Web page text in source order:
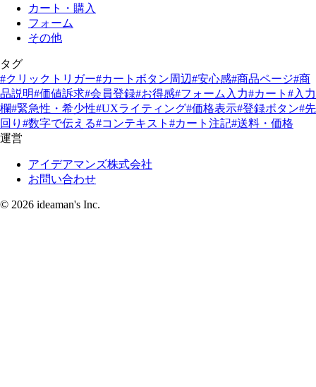
カート・購入
フォーム
その他
タグ
#クリックトリガー#カートボタン周辺#安心感#商品ページ#商
品説明#価値訴求#会員登録#お得感#フォーム入力#カート #入力
欄#緊急性・希少性#UXライティング#価格表示#登録ボタン#先
回り #数字で伝える#コンテキスト #カート注記#送料・価格
運営
アイデアマンズ株式会社
お問い合わせ
© 2026 ideaman's Inc.